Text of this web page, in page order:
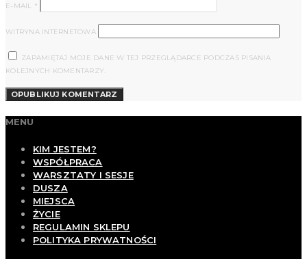
E-MAIL *
WITRYNA INTERNETOWA
ZAPAMIĘTAJ MOJE DANE W TEJ PRZEGLĄDARCE PODCZAS PISANIA
KOLEJNYCH KOMENTARZY.
MENU
KIM JESTEM?
WSPÓŁPRACA
WARSZTATY I SESJE
DUSZA
MIEJSCA
ŻYCIE
REGULAMIN SKLEPU
POLITYKA PRYWATNOŚCI